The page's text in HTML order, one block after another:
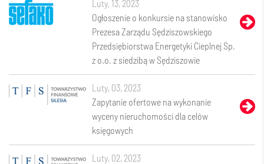
luty, 13, 2023
Ogłoszenie o konkursie na stanowisko
Prezesa Zarządu Sędziszowskiego
Przedsiębiorstwa Energetyki Cieplnej Sp.
z o.o. z siedzibą w Sędziszowie
luty, 03, 2023
Zapytanie ofertowe na wykonanie
wyceny nieruchomości dla celów
księgowych
luty, 02, 2023